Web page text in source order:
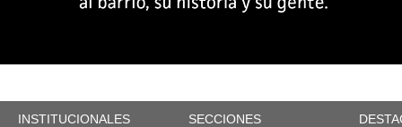
INSTITUCIONALES SECCIONES